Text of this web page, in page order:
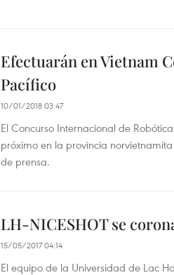
Efectuarán en Vietnam
Pacífico
10/01/2018 03:47
El Concurso Internacional de
próximo en la provincia
de prensa.
LH-NICESHOT se
15/05/2017 04:14
El equipo de la Universidad de Lac